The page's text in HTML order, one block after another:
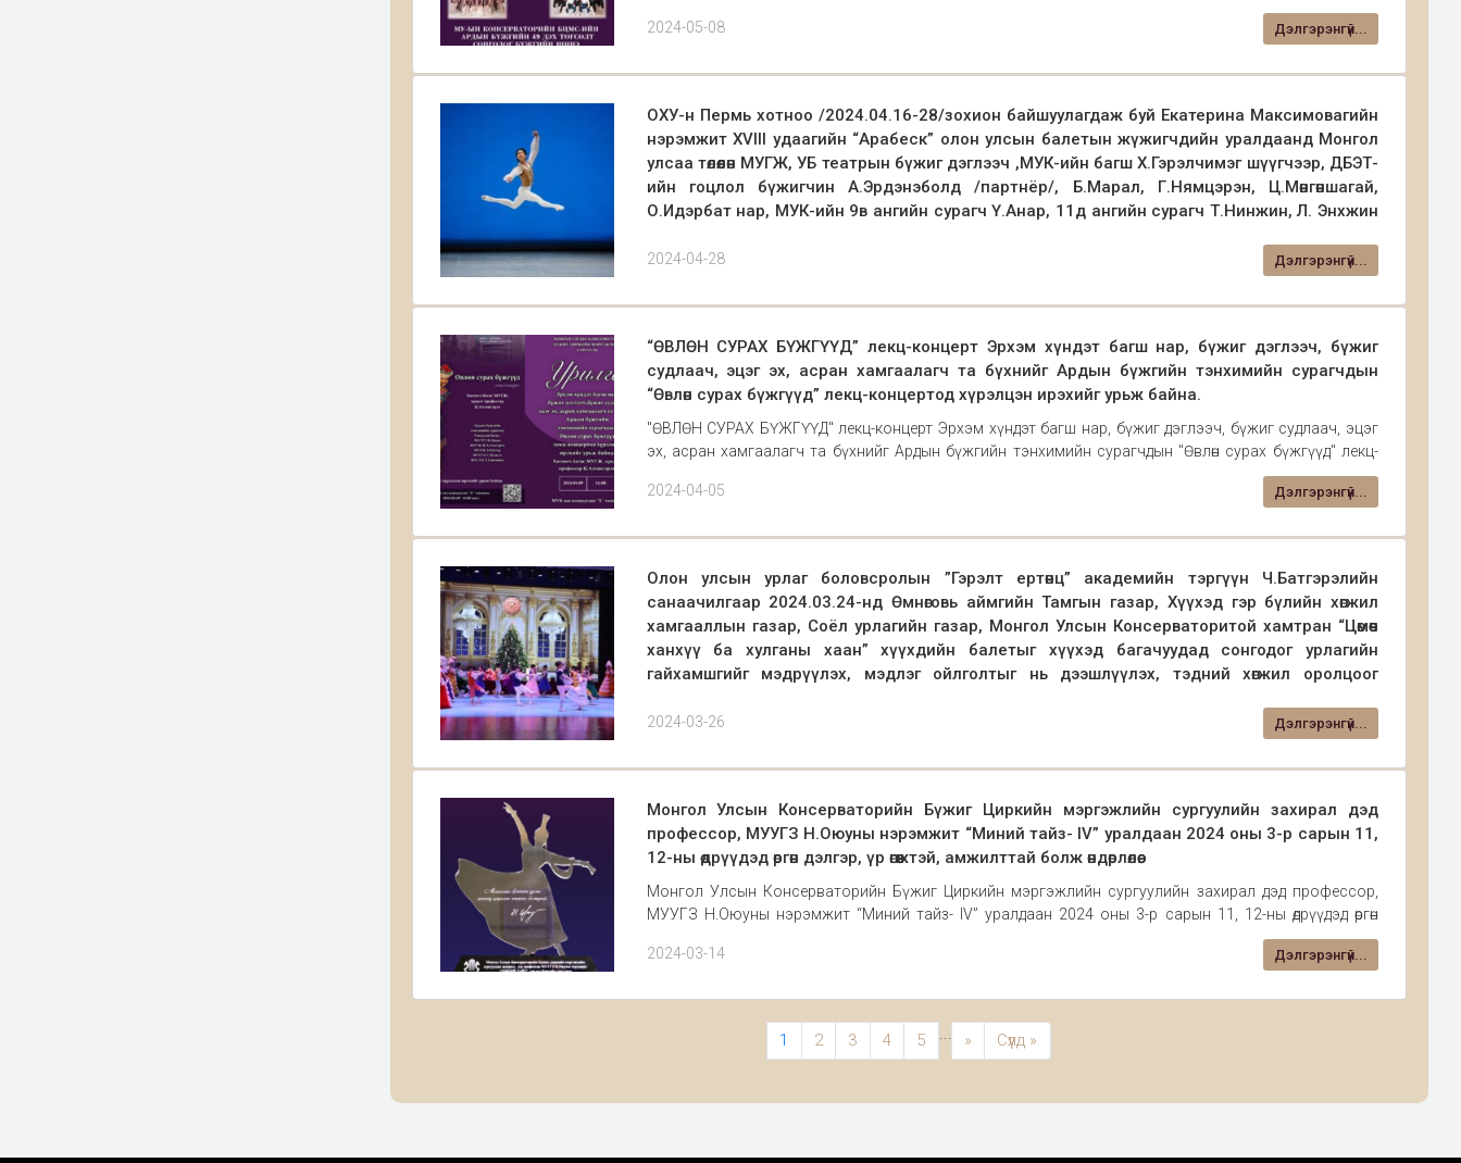
толилуулах гэж байна. Ардын бүжгийн 49 дэх төгсөлт, Сонгодог бүжгийн шинэ мянганы 10 дахь
төгсөлтийн "Арга билиг" тоглолт 2024.05.26-ны 17:00 цагт Соёлын төв өргөөнд болно. Та бүхнийг хүрэлцэн и
2024-05-08 Дэлгэрэнгүй...
ОХУ-н Пермь хотноо /2024.04.16-28/зохион байшуулагдаж буй Екатерина Максимовагийн
нэрэмжит XVIII удаагийн “Арабеск” олон улсын балетын жүжигчдийн уралдаанд Монгол
улсаа төлөөлөн МУГЖ, УБ театрын бүжиг дэглээч ,МУК-ийн багш Х.Гэрэлчимэг шүүгчээр, ДБЭТ-
ийн гоцлол бүжигчин А.Эрдэнэболд /партнёр/, Б.Марал, Г.Нямцэрэн, Ц.Мөнгөншагай,
О.Идэрбат нар, МУК-ийн 9в ангийн сурагч Ү.Анар, 11д ангийн сурагч Т.Нинжин, Л. Энхжин
МУСТА Ц. Мөнхдэлгэр багштай 9в ангийн сурагч Үенгийн Анар Сонгодог бүжгийн жуньор
ангилалд Алтан медаль, Орчин үеийн бүжигчний төрөлд /насны ангилал байхгүй/ Алтан
медаль, Хэвлэл мэдээллийн шүүмжлэгч шүүгчдийн нэрэмжит “Диплом”, МУСТА С.Есөнзаяа
ангилалд Хүрэл медалиар шагнагдлаа. МУК-н төгсөгч ДБЭТ-н бүжигчин Ц.Мөнгөншагай
дипломатаар шалгарлаа.
Дэлхийн улс орнуудын хөгжлийн хамгийн том шалгуурын нэг болох Балетын урлагаар сурагчид
Монгол улсыхаа нэрийг дэлхийд гаргалаа. ОХУ-н Пермь хотноо /2024.04.16-28/зохион
балетын жүжигчдийн уралдаа
2024-04-28 Дэлгэрэнгүй...
“ӨВЛӨН СУРАХ БҮЖГҮҮД” лекц-концерт Эрхэм хүндэт багш нар, бүжиг дэглээч, бүжиг
судлаач, эцэг эх, асран хамгаалагч та бүхнийг Ардын бүжгийн тэнхимийн сурагчдын
“Өвлөн сурах бүжгүүд” лекц-концертод хүрэлцэн ирэхийг урьж байна.
"ӨВЛӨН СУРАХ БҮЖГҮҮД" лекц-концерт Эрхэм хүндэт багш нар, бүжиг дэглээч, бүжиг судлаач, эцэг
эх, асран хамгаалагч та бүхнийг Ардын бүжгийн тэнхимийн сурагчдын "Өвлөн сурах бүжгүүд" лекц-
концертод хүрэлцэн ирэхийг урьж байна. Хөтлөгч багш: МУГЖ, хүндэт профессор Ц.Алтангэрэл
2024-04-05
Дэлгэрэнгүй...
Олон улсын урлаг боловсролын ”Гэрэлт ертөнц” академийн тэргүүн Ч.Батгэрэлийн
санаачилгаар 2024.03.24-нд Өмнөговь аймгийн Тамгын газар, Хүүхэд гэр бүлийн хөгжил
хамгааллын газар, Соёл урлагийн газар, Монгол Улсын Консерваторитой хамтран “Цөмөөч
ханхүү ба хулганы хаан” хүүхдийн балетыг хүүхэд багачуудад сонгодог урлагийн
гайхамшгийг мэдрүүлэх, мэдлэг ойлголтыг нь дээшлүүлэх, тэдний хөгжил оролцоог
Олон улсын урлаг боловсролын ”Гэрэлт ертөнц” академийн тэргүүн Ч.Батгэрэлийн санаачилгаар
2024.03.24-нд Өмнөговь аймгийн Тамгын газар, Хүүхэд гэр бүлийн хөгжил хамгааллын газар, Соёл
бал
2024-03-26 Дэлгэрэнгүй...
Монгол Улсын Консерваторийн Бүжиг Циркийн мэргэжлийн сургуулийн захирал дэд
профессор, МУУГЗ Н.Оюуны нэрэмжит “Миний тайз- IV” уралдаан 2024 оны 3-р сарын 11,
12-ны өдрүүдэд өргөн дэлгэр, үр өгөөжтэй, амжилттай болж өндөрлөлөө.
Монгол Улсын Консерваторийн Бүжиг Циркийн мэргэжлийн сургуулийн захирал дэд профессор,
МУУГЗ Н.Оюуны нэрэмжит “Миний тайз- IV” уралдаан 2024 оны 3-р сарын 11, 12-ны өдрүүдэд өргөн
дэлгэр, үр өгөөжтэй, амжилттай болж өндөрлөлөө. Уралдаан ардын болон сонгодог бүжиг гэсэн 2 төрлөөр
2024-03-14
Дэлгэрэнгүй...
1 2 3 4 5 » Сүүлд »